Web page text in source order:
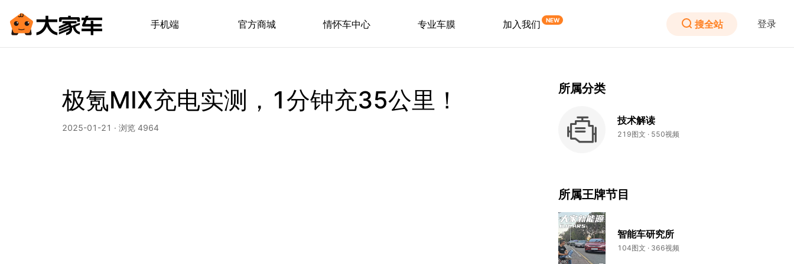
手机端 官方商城 情怀车中心 专业车膜 加入我们 搜全站 登录
极氪MIX充电实测，1分钟充35公里！
2025-01-21 · 浏览 4964
所属分类
技术解读
219图文 · 550视频
所属王牌节目
智能车研究所
104图文 · 366视频